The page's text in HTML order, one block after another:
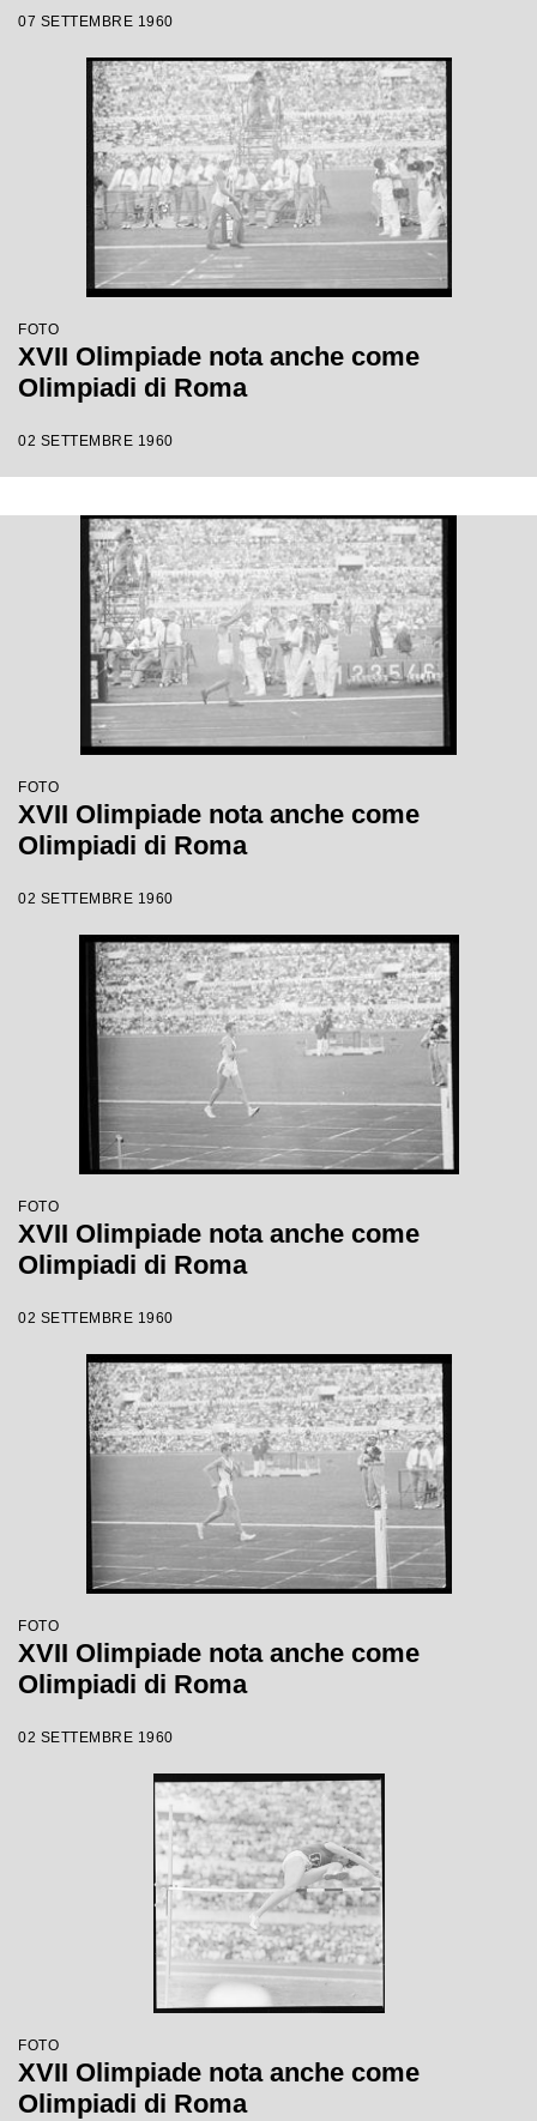
07 SETTEMBRE 1960
FOTO
XVII Olimpiade nota anche come
Olimpiadi di Roma
02 SETTEMBRE 1960
FOTO
XVII Olimpiade nota anche come
Olimpiadi di Roma
02 SETTEMBRE 1960
FOTO
XVII Olimpiade nota anche come
Olimpiadi di Roma
02 SETTEMBRE 1960
FOTO
XVII Olimpiade nota anche come
Olimpiadi di Roma
02 SETTEMBRE 1960
FOTO
XVII Olimpiade nota anche come
Olimpiadi di Roma